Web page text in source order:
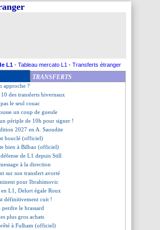
L1 - Tableau mercato L1 - Transferts étranger
TRANSFERTS
les compos
les compos
l'Australie
Jeffinho
approche ?
10 des transferts hivernaux
le seul couac
un coup de gueule
périple de 10h pour signer !
2027 en A. Saoudite
bouclé (officiel)
bien à Bilbao (officiel)
de L1 depuis Still
à la direction
sur son transfert avorté
pour Ibrahimovic
en L1, Delort égale Roux
définitivement cuit !
le brassard
plus gros achats
à Fulham (officiel)